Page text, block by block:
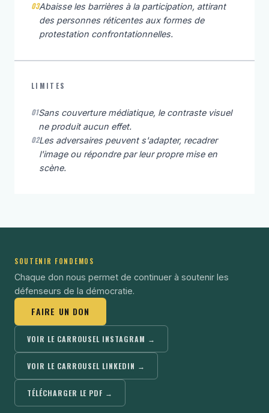
03Abaisse les barrières à la participation, attirant
des personnes réticentes aux formes de
protestation confrontationnelles.
LIMITES
01Sans couverture médiatique, le contraste visuel
ne produit aucun effet.
02Les adversaires peuvent s'adapter, recadrer
l'image ou répondre par leur propre mise en
scène.
SOUTENIR FONDEMOS
Chaque don nous permet de continuer à soutenir les
défenseurs de la démocratie.
FAIRE UN DON
VOIR LE CARROUSEL INSTAGRAM →
VOIR LE CARROUSEL LINKEDIN →
TÉLÉCHARGER LE PDF →